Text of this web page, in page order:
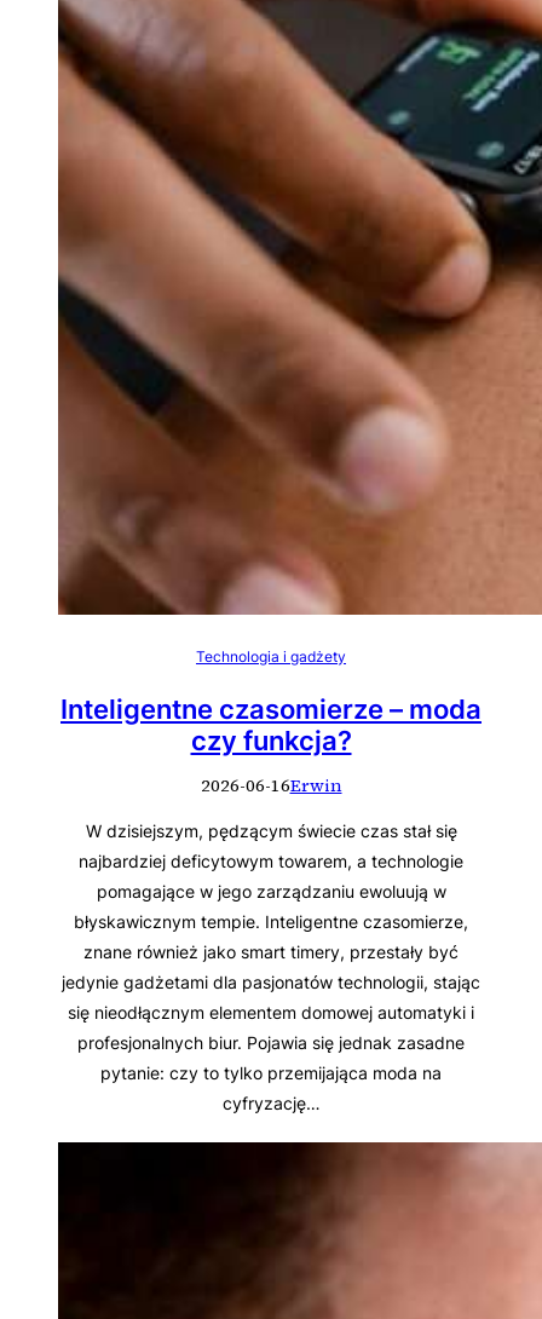
Technologia i gadżety
Inteligentne czasomierze – moda
czy funkcja?
2026-06-16Erwin
W dzisiejszym, pędzącym świecie czas stał się
najbardziej deficytowym towarem, a technologie
pomagające w jego zarządzaniu ewoluują w
błyskawicznym tempie. Inteligentne czasomierze,
znane również jako smart timery, przestały być
jedynie gadżetami dla pasjonatów technologii, stając
się nieodłącznym elementem domowej automatyki i
profesjonalnych biur. Pojawia się jednak zasadne
pytanie: czy to tylko przemijająca moda na
cyfryzację…